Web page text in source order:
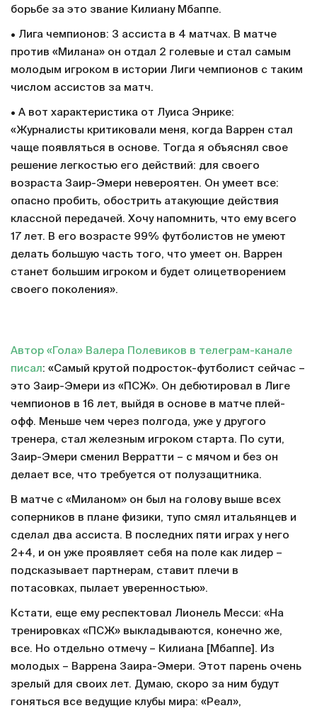
борьбе за это звание Килиану Мбаппе.
• Лига чемпионов: 3 ассиста в 4 матчах. В матче
против «Милана» он отдал 2 голевые и стал самым
молодым игроком в истории Лиги чемпионов с таким
числом ассистов за матч.
• А вот характеристика от Луиса Энрике:
«Журналисты критиковали меня, когда Варрен стал
чаще появляться в основе. Тогда я объяснял свое
решение легкостью его действий: для своего
возраста Заир-Эмери невероятен. Он умеет все:
опасно пробить, обострить атакующие действия
классной передачей. Хочу напомнить, что ему всего
17 лет. В его возрасте 99% футболистов не умеют
делать большую часть того, что умеет он. Варрен
станет большим игроком и будет олицетворением
своего поколения».
Автор «Гола» Валера Полевиков в телеграм-канале
писал: «Самый крутой подросток-футболист сейчас –
это Заир-Эмери из «ПСЖ». Он дебютировал в Лиге
чемпионов в 16 лет, выйдя в основе в матче плей-
офф. Меньше чем через полгода, уже у другого
тренера, стал железным игроком старта. По сути,
Заир-Эмери сменил Верратти – с мячом и без он
делает все, что требуется от полузащитника.
В матче с «Миланом» он был на голову выше всех
соперников в плане физики, тупо смял итальянцев и
сделал два ассиста. В последних пяти играх у него
2+4, и он уже проявляет себя на поле как лидер –
подсказывает партнерам, ставит плечи в
потасовках, пылает уверенностью».
Кстати, еще ему респектовал Лионель Месси: «На
тренировках «ПСЖ» выкладываются, конечно же,
все. Но отдельно отмечу – Килиана [Мбаппе]. Из
молодых – Варрена Заира-Эмери. Этот парень очень
зрелый для своих лет. Думаю, скоро за ним будут
гоняться все ведущие клубы мира: «Реал»,